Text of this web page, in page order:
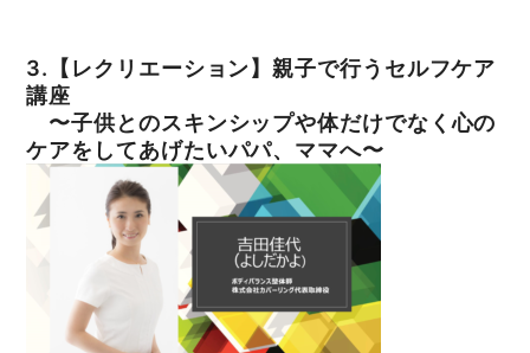
3.【レクリエーション】親子で行うセルフケア
講座
〜子供とのスキンシップや体だけでなく心の
ケアをしてあげたいパパ、ママへ〜